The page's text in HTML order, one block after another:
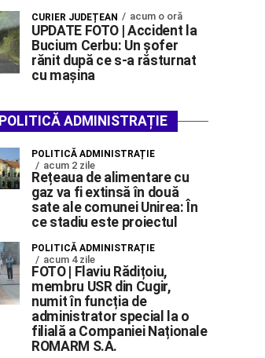
CURIER JUDEȚEAN acum o oră
UPDATE FOTO | Accident la
Bucium Cerbu: Un șofer
rănit după ce s-a răsturnat
cu mașina
POLITICĂ ADMINISTRAȚIE
POLITICĂ ADMINISTRAȚIE
acum 2 zile
Rețeaua de alimentare cu
gaz va fi extinsă în două
sate ale comunei Unirea: În
ce stadiu este proiectul
POLITICĂ ADMINISTRAȚIE
acum 4 zile
FOTO | Flaviu Rădițoiu,
membru USR din Cugir,
numit în funcția de
administrator special la o
filială a Companiei Naționale
ROMARM S.A.